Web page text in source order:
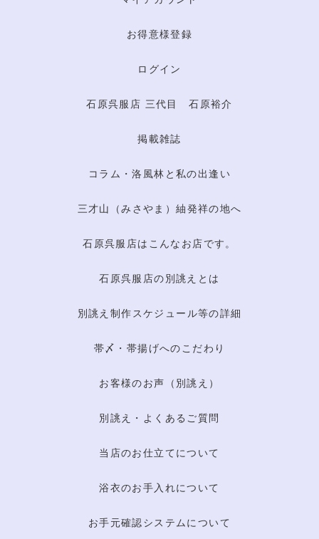
お得意様登録
ログイン
石原呉服店 三代目 石原裕介
掲載雑誌
コラム・洛風林と私の出逢い
三才山（みさやま）紬発祥の地へ
石原呉服店はこんなお店です。
石原呉服店の別誂えとは
別誂え制作スケジュール等の詳細
帯〆・帯揚げへのこだわり
お客様のお声（別誂え）
別誂え・よくあるご質問
当店のお仕立てについて
浴衣のお手入れについて
お手元確認システムについて